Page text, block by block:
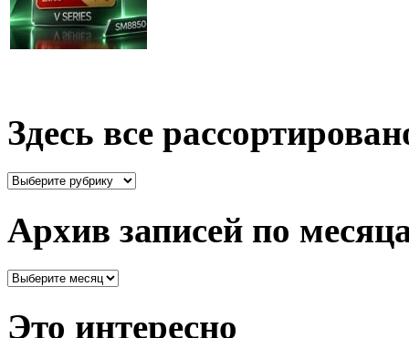
Здесь все
Здесь
Архив записей по
Архив
месяцам
Это интересно